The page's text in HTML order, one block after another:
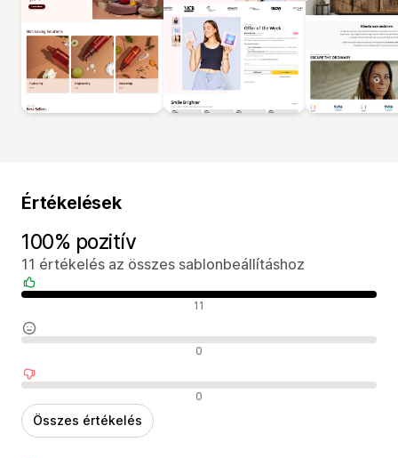
Értékelések
100% pozitív
11 értékelés az összes sablonbeállításhoz
Pozitív értékelések 11
Semleges értékelések 0
Negatív értékelések 0
Összes értékelés